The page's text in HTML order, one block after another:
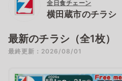
全日食チェーン
横田蔵市のチラシ
最新のチラシ（全1枚）
最終更新：2026/08/01